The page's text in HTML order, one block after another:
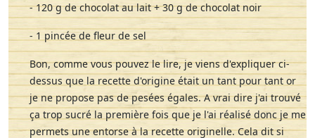
- 120 g de chocolat au lait + 30 g de chocolat noir
- 1 pincée de fleur de sel
Bon, comme vous pouvez le lire, je viens d'expliquer ci-
dessus que la recette d'origine était un tant pour tant or
je ne propose pas de pesées égales. A vrai dire j'ai trouvé
ça trop sucré la première fois que je l'ai réalisé donc je me
permets une entorse à la recette originelle. Cela dit si